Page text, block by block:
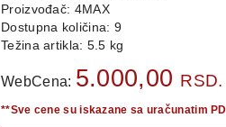
Proizvođač: 4MAX
Dostupna količina: 9
Težina artikla: 5.5 kg
WebCena: 5.000,00 RSD.
**Sve cene su iskazane sa uračunatim